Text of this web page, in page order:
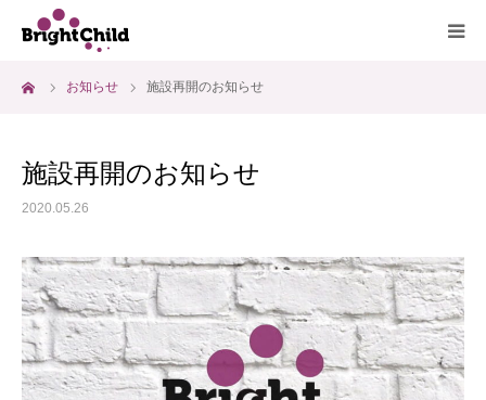
お知らせ 施設再開のお知らせ
施設再開のお知らせ
2020.05.26
ホーム
プログラム
一日の過ごし方
ご利用料金